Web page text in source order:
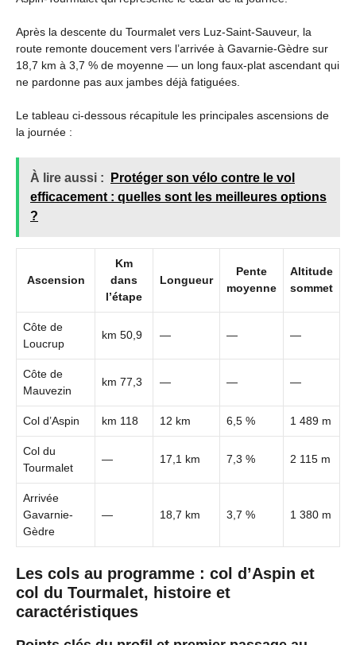
Après la descente du Tourmalet vers Luz-Saint-Sauveur, la
route remonte doucement vers l’arrivée à Gavarnie-Gèdre sur
18,7 km à 3,7 % de moyenne — un long faux-plat ascendant qui
ne pardonne pas aux jambes déjà fatiguées.
Le tableau ci-dessous récapitule les principales ascensions de
la journée :
À lire aussi :
Protéger son vélo contre le vol
efficacement : quelles sont les meilleures options
?
Ascension
Km
dans
l’étape
Longueur
Pente
moyenne
Altitude
sommet
Côte de
Loucrup
km 50,9 — — —
Côte de
Mauvezin
km 77,3 — — —
Col d’Aspin km 118 12 km 6,5 % 1 489 m
Col du
Tourmalet
— 17,1 km 7,3 % 2 115 m
Arrivée
Gavarnie-
Gèdre
— 18,7 km 3,7 % 1 380 m
Les cols au programme : col d’Aspin et
col du Tourmalet, histoire et
caractéristiques